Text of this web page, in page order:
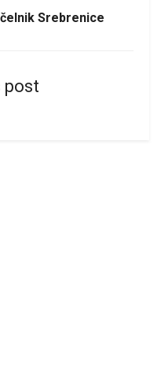
Srebrenice
post